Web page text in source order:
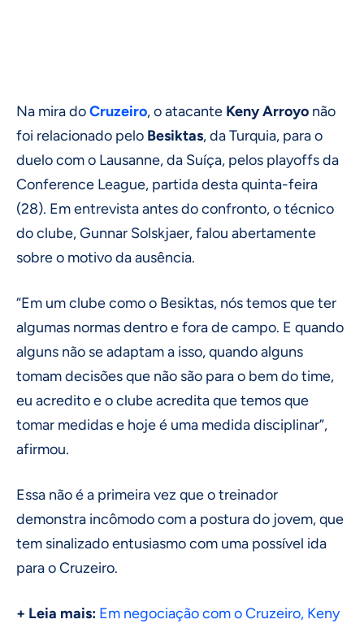
Na mira doCruzeiro, o atacante Keny Arroyo não
foi relacionado pelo Besiktas, da Turquia, para o
duelo com o Lausanne, da Suíça, pelos playoffs da
Conference League, partida desta quinta-feira
(28). Em entrevista antes do confronto, o técnico
do clube, Gunnar Solskjaer, falou abertamente
sobre o motivo da ausência.
“Em um clube como o Besiktas, nós temos que ter
algumas normas dentro e fora de campo. E quando
alguns não se adaptam a isso, quando alguns
tomam decisões que não são para o bem do time,
eu acredito e o clube acredita que temos que
tomar medidas e hoje é uma medida disciplinar”,
afirmou.
Essa não é a primeira vez que o treinador
demonstra incômodo com a postura do jovem, que
tem sinalizado entusiasmo com uma possível ida
para o Cruzeiro.
+ Leia mais: Em negociação com o Cruzeiro, Keny